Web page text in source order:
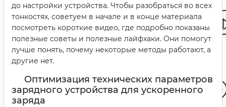
до настройки устройства. Чтобы разобраться во всех
тонкостях, советуем в начале и в конце материала
посмотреть короткие видео, где подробно показаны
полезные советы и полезные лайфхаки. Они помогут
лучше понять, почему некоторые методы работают, а
другие нет.
Оптимизация технических параметров
зарядного устройства для ускоренного
заряда